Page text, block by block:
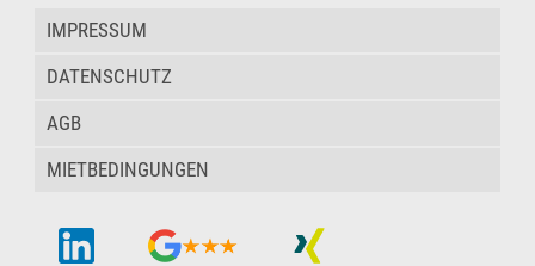
IMPRESSUM
DATENSCHUTZ
AGB
MIETBEDINGUNGEN